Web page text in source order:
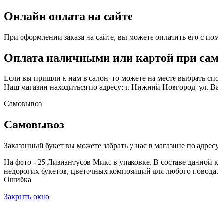
Онлайн оплата на сайте
При оформлении заказа на сайте, вы можете оплатить его с
Оплата наличными или картой при
Если вы пришли к нам в салон, то можете на месте выбрать
Наш магазин находиться по адресу: г. Нижний Новгород, ул.
Самовывоз
Самовывоз
Заказанный букет вы можете забрать у нас в магазине по
На фото - 25 Лизиантусов Микс в упаковке. В составе данной
недорогих букетов, цветочных композиций для любого
Ошибка
Закрыть окно